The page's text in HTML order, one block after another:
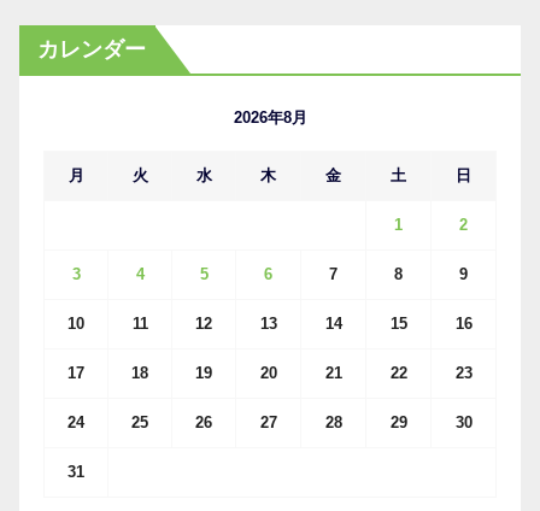
カ
イ
カレンダー
2026年8月
月 火 水 木 金 土 日
1 2
3 4 5 6 7 8 9
10 11 12 13 14 15 16
17 18 19 20 21 22 23
24 25 26 27 28 29 30
31